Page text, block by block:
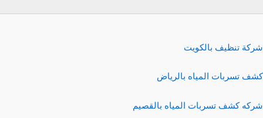
شركة تنظيف بالكويت
كشف تسربات المياه بالرياض
شركه كشف تسربات المياه بالقصيم